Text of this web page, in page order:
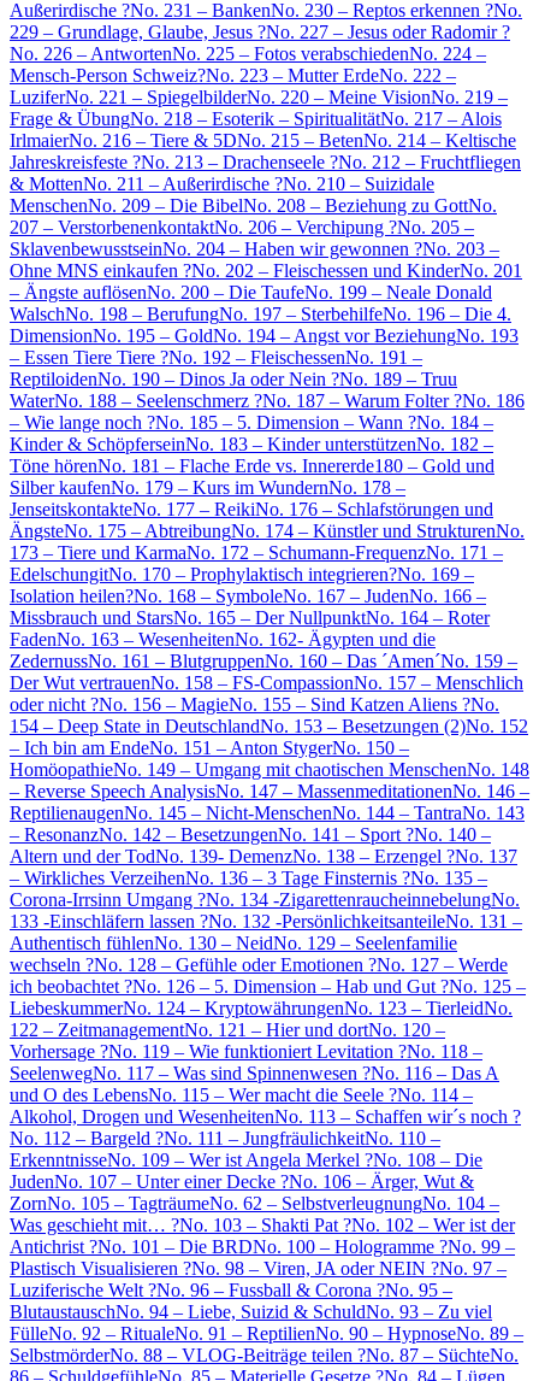
Außerirdische ?No. 231 – BankenNo. 230 – Reptos erkennen ?No.
229 – Grundlage, Glaube, Jesus ?No. 227 – Jesus oder Radomir ?
No. 226 – AntwortenNo. 225 – Fotos verabschiedenNo. 224 –
Mensch-Person Schweiz?No. 223 – Mutter ErdeNo. 222 –
LuziferNo. 221 – SpiegelbilderNo. 220 – Meine VisionNo. 219 –
Frage & ÜbungNo. 218 – Esoterik – SpiritualitätNo. 217 – Alois
IrlmaierNo. 216 – Tiere & 5DNo. 215 – BetenNo. 214 – Keltische
Jahreskreisfeste ?No. 213 – Drachenseele ?No. 212 – Fruchtfliegen
& MottenNo. 211 – Außerirdische ?No. 210 – Suizidale
MenschenNo. 209 – Die BibelNo. 208 – Beziehung zu GottNo.
207 – VerstorbenenkontaktNo. 206 – Verchipung ?No. 205 –
SklavenbewusstseinNo. 204 – Haben wir gewonnen ?No. 203 –
Ohne MNS einkaufen ?No. 202 – Fleischessen und KinderNo. 201
– Ängste auflösenNo. 200 – Die TaufeNo. 199 – Neale Donald
WalschNo. 198 – BerufungNo. 197 – SterbehilfeNo. 196 – Die 4.
DimensionNo. 195 – GoldNo. 194 – Angst vor BeziehungNo. 193
– Essen Tiere Tiere ?No. 192 – FleischessenNo. 191 –
ReptiloidenNo. 190 – Dinos Ja oder Nein ?No. 189 – Truu
WaterNo. 188 – Seelenschmerz ?No. 187 – Warum Folter ?No. 186
– Wie lange noch ?No. 185 – 5. Dimension – Wann ?No. 184 –
Kinder & SchöpferseinNo. 183 – Kinder unterstützenNo. 182 –
Töne hörenNo. 181 – Flache Erde vs. Innererde180 – Gold und
Silber kaufenNo. 179 – Kurs im WundernNo. 178 –
JenseitskontakteNo. 177 – ReikiNo. 176 – Schlafstörungen und
ÄngsteNo. 175 – AbtreibungNo. 174 – Künstler und StrukturenNo.
173 – Tiere und KarmaNo. 172 – Schumann-FrequenzNo. 171 –
EdelschungitNo. 170 – Prophylaktisch integrieren?No. 169 –
Isolation heilen?No. 168 – SymboleNo. 167 – JudenNo. 166 –
Missbrauch und StarsNo. 165 – Der NullpunktNo. 164 – Roter
FadenNo. 163 – WesenheitenNo. 162- Ägypten und die
ZedernussNo. 161 – BlutgruppenNo. 160 – Das ´Amen´No. 159 –
Der Wut vertrauenNo. 158 – FS-CompassionNo. 157 – Menschlich
oder nicht ?No. 156 – MagieNo. 155 – Sind Katzen Aliens ?No.
154 – Deep State in DeutschlandNo. 153 – Besetzungen (2)No. 152
– Ich bin am EndeNo. 151 – Anton StygerNo. 150 –
HomöopathieNo. 149 – Umgang mit chaotischen MenschenNo. 148
– Reverse Speech AnalysisNo. 147 – MassenmeditationenNo. 146 –
ReptilienaugenNo. 145 – Nicht-MenschenNo. 144 – TantraNo. 143
– ResonanzNo. 142 – BesetzungenNo. 141 – Sport ?No. 140 –
Altern und der TodNo. 139- DemenzNo. 138 – Erzengel ?No. 137
– Wirkliches VerzeihenNo. 136 – 3 Tage Finsternis ?No. 135 –
Corona-Irrsinn Umgang ?No. 134 -ZigarettenraucheinnebelungNo.
133 -Einschläfern lassen ?No. 132 -PersönlichkeitsanteileNo. 131 –
Authentisch fühlenNo. 130 – NeidNo. 129 – Seelenfamilie
wechseln ?No. 128 – Gefühle oder Emotionen ?No. 127 – Werde
ich beobachtet ?No. 126 – 5. Dimension – Hab und Gut ?No. 125 –
LiebeskummerNo. 124 – KryptowährungenNo. 123 – TierleidNo.
122 – ZeitmanagementNo. 121 – Hier und dortNo. 120 –
Vorhersage ?No. 119 – Wie funktioniert Levitation ?No. 118 –
SeelenwegNo. 117 – Was sind Spinnenwesen ?No. 116 – Das A
und O des LebensNo. 115 – Wer macht die Seele ?No. 114 –
Alkohol, Drogen und WesenheitenNo. 113 – Schaffen wir´s noch ?
No. 112 – Bargeld ?No. 111 – JungfräulichkeitNo. 110 –
ErkenntnisseNo. 109 – Wer ist Angela Merkel ?No. 108 – Die
JudenNo. 107 – Unter einer Decke ?No. 106 – Ärger, Wut &
ZornNo. 105 – TagträumeNo. 62 – SelbstverleugnungNo. 104 –
Was geschieht mit… ?No. 103 – Shakti Pat ?No. 102 – Wer ist der
Antichrist ?No. 101 – Die BRDNo. 100 – Hologramme ?No. 99 –
Plastisch Visualisieren ?No. 98 – Viren, JA oder NEIN ?No. 97 –
Luziferische Welt ?No. 96 – Fussball & Corona ?No. 95 –
BlutaustauschNo. 94 – Liebe, Suizid & SchuldNo. 93 – Zu viel
FülleNo. 92 – RitualeNo. 91 – ReptilienNo. 90 – HypnoseNo. 89 –
SelbstmörderNo. 88 – VLOG-Beiträge teilen ?No. 87 – SüchteNo.
86 – SchuldgefühleNo. 85 – Materielle Gesetze ?No. 84 – Lügen